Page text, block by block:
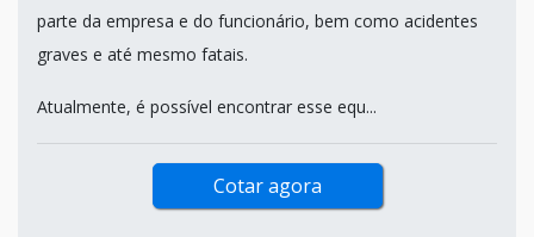
parte da empresa e do funcionário, bem como acidentes
graves e até mesmo fatais.
Atualmente, é possível encontrar esse equ...
Cotar agora